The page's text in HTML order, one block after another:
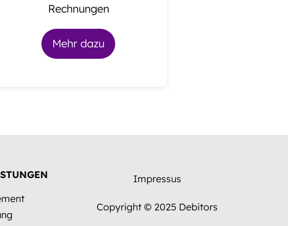
Rechnungen
Mehr dazu
Impressus
Copyright © 2025 Debitors